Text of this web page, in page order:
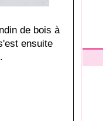
de bois à
ensuite